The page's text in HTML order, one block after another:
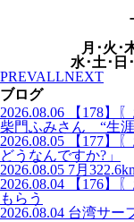
月･火･
水･土･日
PREVALLNEXT
ブログ
2026.08.06
【178】
柴門ふみさん “生
2026.08.05
【177】
どうなんですか?」
2026.08.05 7月
2026.08.04
【176】
もらう
2026.08.04 台湾サー